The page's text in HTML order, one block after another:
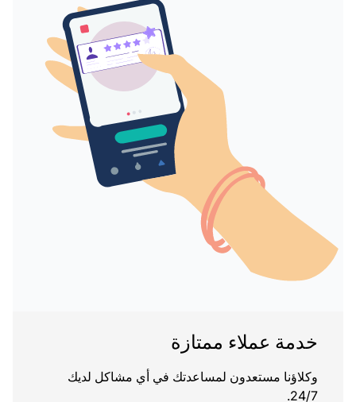
خدمة عملاء ممتازة
وكلاؤنا مستعدون لمساعدتك في أي مشاكل لديك
24/7.